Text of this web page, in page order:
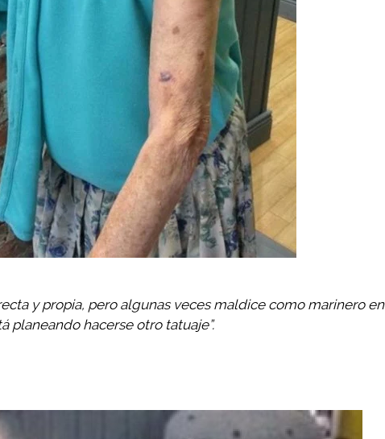
y propia, pero algunas veces maldice como marinero en
planeando hacerse otro tatuaje”.